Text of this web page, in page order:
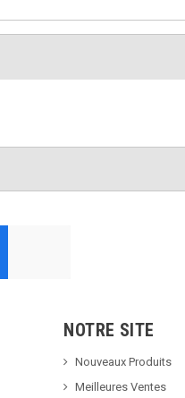
NOTRE SITE
Nouveaux Produits
Meilleures Ventes